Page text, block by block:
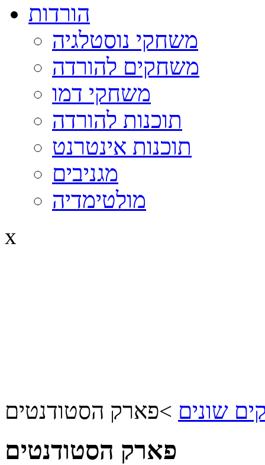
הורדות
משחקי נוסטלגיה
משחקים להורדה
משחקי דמו
תוכנות להורדה
תוכנות אינטרנט
מגניבים
מולטימדיה
x
שונים >פארק הסטודנטים
פארק הסטודנטים